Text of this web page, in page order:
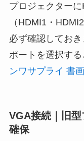
プロジェクター
（HDMI1・
必ず確認してお
ポートを選択す
ンワサプライ 書
VGA接続｜旧
確保